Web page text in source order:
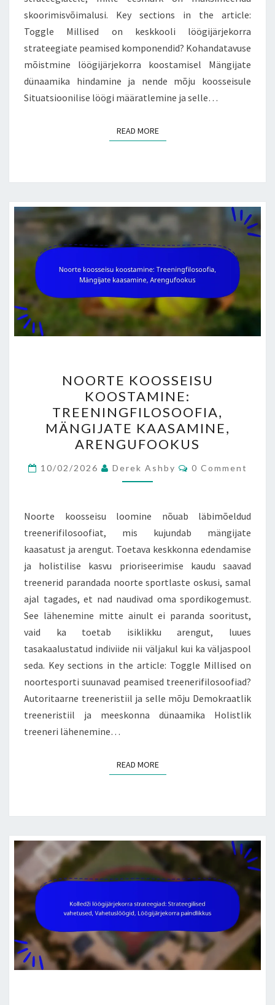
skoorimisvõimalusi. Key sections in the article:
Toggle Millised on keskkooli löögijärjekorra
strateegiate peamised komponendid? Kohandatavuse
mõistmine löögijärjekorra koostamisel Mängijate
dünaamika hindamine ja nende mõju koosseisule
Situatsioonilise löögi määratlemine ja selle…
READ MOREREAD MORE
KOOSSEISU
KOOSTAMINE:
TREENINGFILOSOOFIA,
MÄNGIJATE
KAASAMINE,
ARENGUFOOKUS
NOORTE KOOSSEISU
KOOSTAMINE:
TREENINGFILOSOOFIA,
MÄNGIJATE KAASAMINE,
ARENGUFOOKUS
10/02/2026 Derek Ashby Comments
0 Comment
Noorte koosseisu loomine nõuab läbimõeldud
treenerifilosoofiat, mis kujundab mängijate
kaasatust ja arengut. Toetava keskkonna edendamise
ja holistilise kasvu prioriseerimise kaudu saavad
treenerid parandada noorte sportlaste oskusi, samal
ajal tagades, et nad naudivad oma spordikogemust.
See lähenemine mitte ainult ei paranda sooritust,
vaid ka toetab isiklikku arengut, luues
tasakaalustatud indiviide nii väljakul kui ka väljaspool
seda. Key sections in the article: Toggle Millised on
noortesporti suunavad peamised treenerifilosoofiad?
Autoritaarne treeneristiil ja selle mõju Demokraatlik
treeneristiil ja meeskonna dünaamika Holistlik
treeneri lähenemine…
READ MOREREAD MORE